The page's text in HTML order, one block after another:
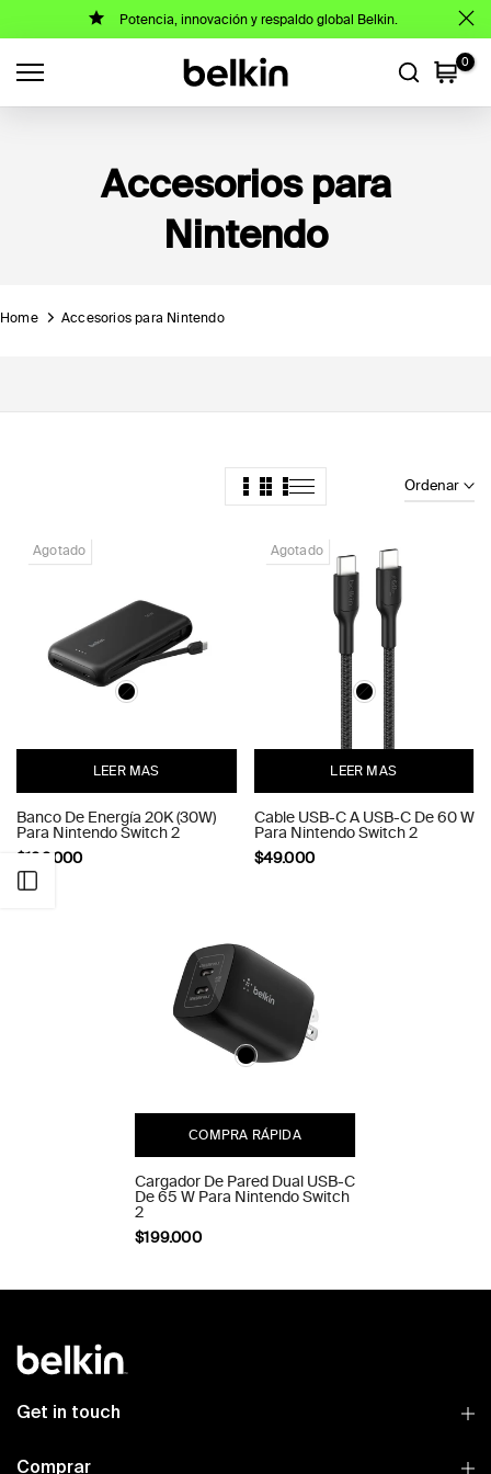
contenido
Potencia, innovación y respaldo global Belkin.
0
Accesorios para
Nintendo
Home Accesorios para Nintendo
Ordenar
Agotado
LEER MAS
Banco De Energía 20K (30W)
Para Nintendo Switch 2
$199.000
Agotado
LEER MAS
Cable USB-C A USB-C De 60 W
Para Nintendo Switch 2
$49.000
COMPRA RÁPIDA
Cargador De Pared Dual USB-C
De 65 W Para Nintendo Switch
2
$199.000
Get in touch
Comprar